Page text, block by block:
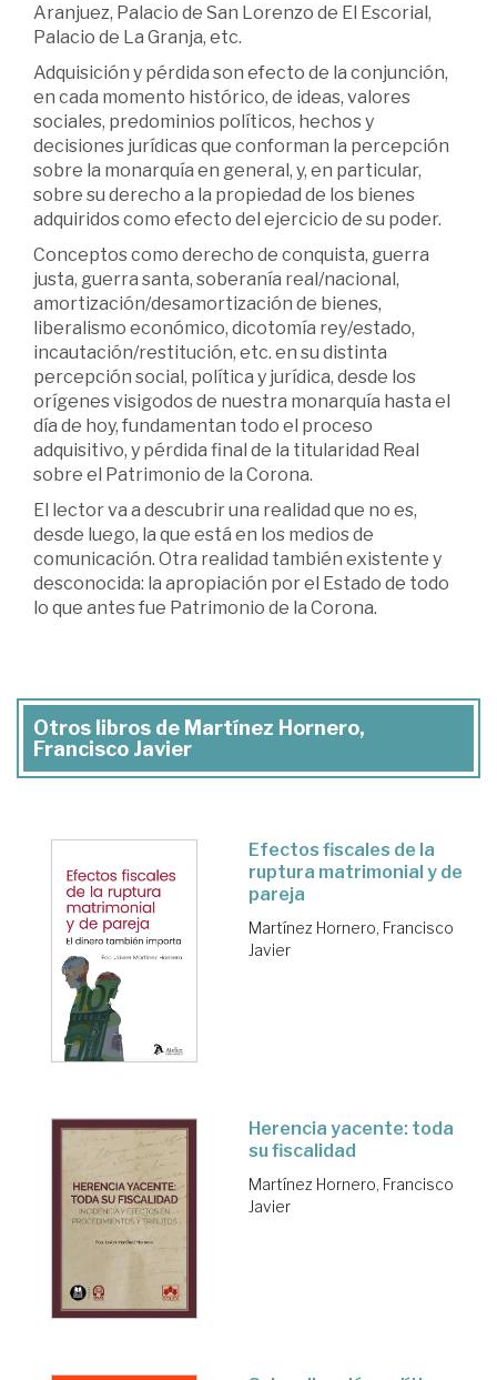
Aranjuez, Palacio de San Lorenzo de El Escorial,
Palacio de La Granja, etc.
Adquisición y pérdida son efecto de la conjunción,
en cada momento histórico, de ideas, valores
sociales, predominios políticos, hechos y
decisiones jurídicas que conforman la percepción
sobre la monarquía en general, y, en particular,
sobre su derecho a la propiedad de los bienes
adquiridos como efecto del ejercicio de su poder.
Conceptos como derecho de conquista, guerra
justa, guerra santa, soberanía real/nacional,
amortización/desamortización de bienes,
liberalismo económico, dicotomía rey/estado,
incautación/restitución, etc. en su distinta
percepción social, política y jurídica, desde los
orígenes visigodos de nuestra monarquía hasta el
día de hoy, fundamentan todo el proceso
adquisitivo, y pérdida final de la titularidad Real
sobre el Patrimonio de la Corona.
El lector va a descubrir una realidad que no es,
desde luego, la que está en los medios de
comunicación. Otra realidad también existente y
desconocida: la apropiación por el Estado de todo
lo que antes fue Patrimonio de la Corona.
Otros libros de Martínez Hornero,
Francisco Javier
Efectos fiscales de la
ruptura matrimonial y de
pareja
Martínez Hornero, Francisco
Javier
Herencia yacente: toda
su fiscalidad
Martínez Hornero, Francisco
Javier